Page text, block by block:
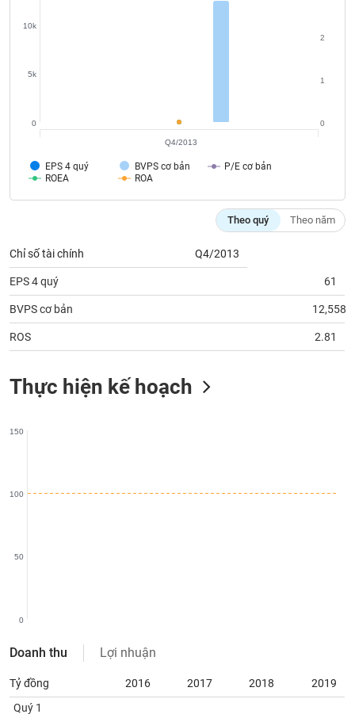
EPS 4 quý BVPS cơ bản
P/E cơ bản
ROEA
ROA
0
5k
10k
0
1
2
Q4/2013
Theo quý Theo năm
Chỉ số tài chính Q4/2013
EPS 4 quý 61
BVPS cơ bản 12,558
ROS 2.81
Thực hiện kế hoạch
0
50
100
150
Doanh thu Lợi nhuận
Tỷ đồng 2016 2017 2018
2019
Quý 1
Bài
viết
Báo
cáo
phân
tích
(-)
Thuật
ngữ
Sách
chính